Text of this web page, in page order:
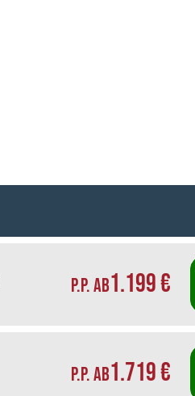
P.P. AB1.199 €
P.P. AB1.719 €